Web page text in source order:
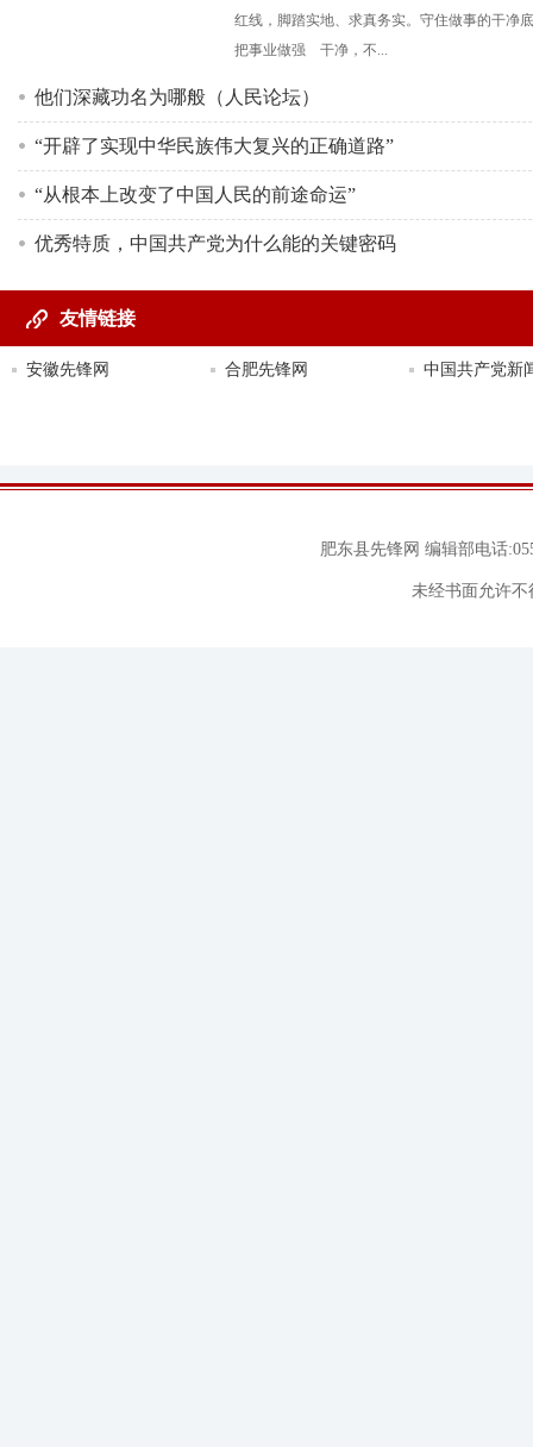
红线，脚踏实地、求真务实。守住做事的干净
把事业做强 干净，不...
他们深藏功名为哪般（人民论坛）
“开辟了实现中华民族伟大复兴的正确道路”
“从根本上改变了中国人民的前途命运”
优秀特质，中国共产党为什么能的关键密码
友情链接
安徽先锋网 合肥先锋网 中国共产党新
肥东县先锋网 编辑部电话
未经书面允许不